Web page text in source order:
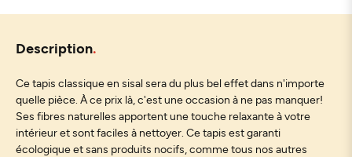
Description
Ce tapis classique en sisal sera du plus bel effet dans n'importe
quelle pièce. À ce prix là, c'est une occasion à ne pas manquer!
Ses fibres naturelles apportent une touche relaxante à votre
intérieur et sont faciles à nettoyer. Ce tapis est garanti
écologique et sans produits nocifs, comme tous nos autres